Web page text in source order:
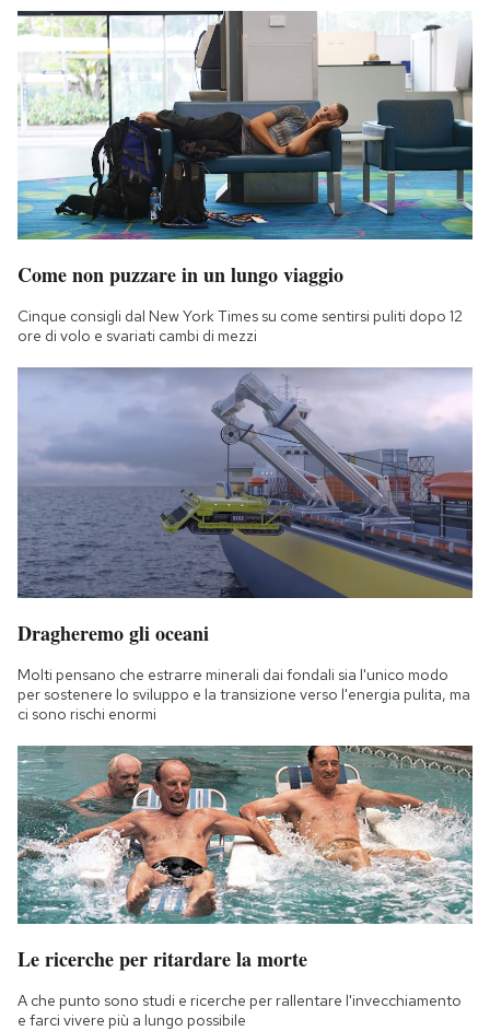
Come non puzzare in un lungo viaggio
Cinque consigli dal New York Times su come sentirsi puliti dopo 12
ore di volo e svariati cambi di mezzi
Dragheremo gli oceani
Molti pensano che estrarre minerali dai fondali sia l'unico modo
per sostenere lo sviluppo e la transizione verso l'energia pulita, ma
ci sono rischi enormi
Le ricerche per ritardare la morte
A che punto sono studi e ricerche per rallentare l'invecchiamento
e farci vivere più a lungo possibile